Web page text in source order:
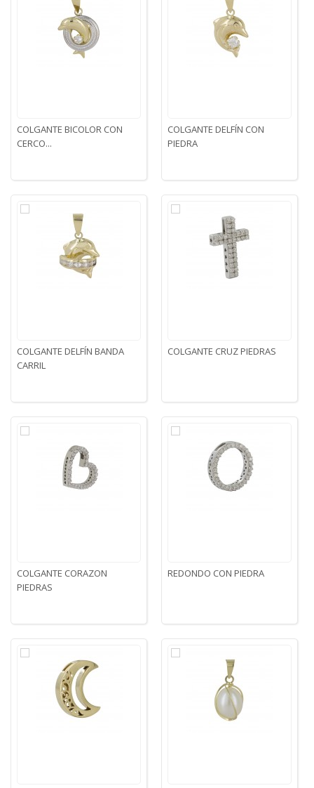
COLGANTE BICOLOR CON
CERCO...
COLGANTE DELFÍN CON
PIEDRA
COLGANTE DELFÍN BANDA
CARRIL
COLGANTE CRUZ PIEDRAS
COLGANTE CORAZON
PIEDRAS
REDONDO CON PIEDRA